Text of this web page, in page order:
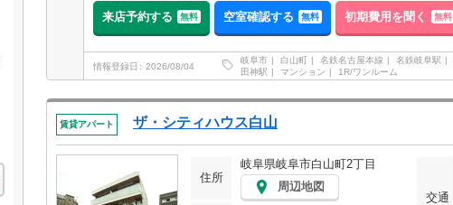
来店予約する 無料 空室確認する 無料 初期費用を聞く 無料
情報登録日 2026/08/04
岐阜市 白山町 名鉄名古屋本線 名鉄岐阜駅
田神駅
マンション 1R/ワンルーム
賃貸アパート ザ・シティハウス白山
住所
岐阜県岐阜市白山町2丁目
周辺地図
交通